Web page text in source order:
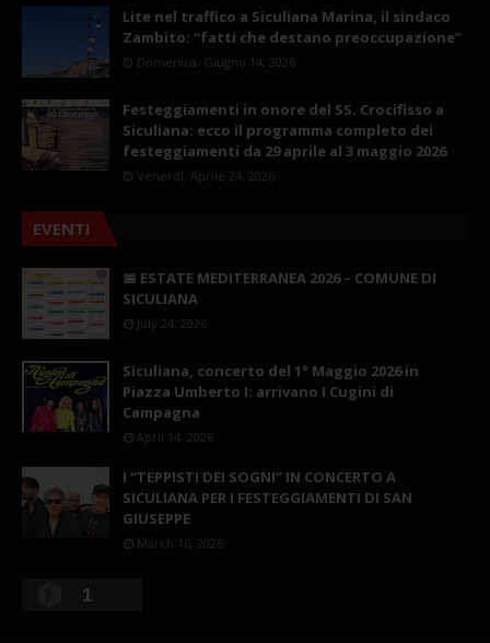
Lite nel traffico a Siculiana Marina, il sindaco
Zambito: “fatti che destano preoccupazione”
Domenica, Giugno 14, 2026
Festeggiamenti in onore del SS. Crocifisso a
Siculiana: ecco il programma completo dei
festeggiamenti da 29 aprile al 3 maggio 2026
Venerdì, Aprile 24, 2026
EVENTI
📅 ESTATE MEDITERRANEA 2026 – COMUNE DI
SICULIANA
July 24, 2026
Siculiana, concerto del 1° Maggio 2026 in
Piazza Umberto I: arrivano I Cugini di
Campagna
April 14, 2026
I “TEPPISTI DEI SOGNI” IN CONCERTO A
SICULIANA PER I FESTEGGIAMENTI DI SAN
GIUSEPPE
March 16, 2026
1